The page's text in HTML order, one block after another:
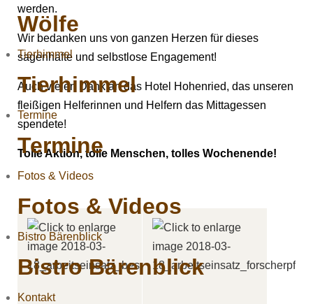
Wölfe
Tierhimmel
Tierhimmel
Termine
Termine
Fotos & Videos
Fotos & Videos
Bistro Bärenblick
Bistro Bärenblick
Kontakt
werden.
Wir bedanken uns von ganzen Herzen für dieses
sagenhafte und selbstlose Engagement!
Auch vielen Dank an das Hotel Hohenried, das unseren
fleißigen Helferinnen und Helfern das Mittagessen
spendete!
Tolle Aktion, tolle Menschen, tolles Wochenende!